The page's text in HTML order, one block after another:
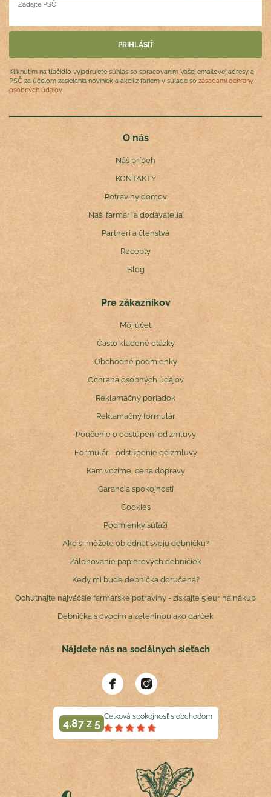
Zadajte PSČ
Kliknutím na tlačidlo vyjadrujete súhlas so spracovaním Vašej emailovej adresy a
PSČ za účelom zasielania noviniek a akcií z fariem v súlade so zásadami ochrany
osobných údajov
O nás
Náš príbeh
KONTAKTY
Potraviny domov
Naši farmári a dodávatelia
Partneri a členstvá
Recepty
Blog
Pre zákazníkov
Môj účet
Často kladené otázky
Obchodné podmienky
Ochrana osobných údajov
Reklamačný poriadok
Reklamačný formulár
Poučenie o odstúpení od zmluvy
Formulár - odstúpenie od zmluvy
Kam vozíme, cena dopravy
Garancia spokojnosti
Cookies
Podmienky súťaží
Ako si môžete objednať svoju debničku?
Zálohovanie papierových debničiek
Kedy mi bude debnička doručená?
Ochutnajte najväčšie farmárske potraviny - získajte 5 eur na nákup
Debnička s ovocím a zeleninou ako darček
Nájdete nás na sociálnych sieťach
4.87 z 5
Celková spokojnosť s obchodom